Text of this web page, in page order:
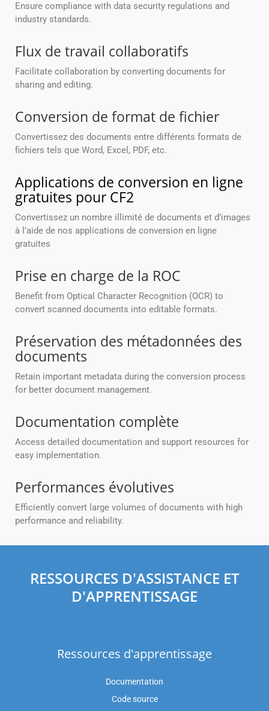
Ensure compliance with data security regulations and
industry standards.
Flux de travail collaboratifs
Facilitate collaboration by converting documents for
sharing and editing.
Conversion de format de fichier
Convertissez des documents entre différents formats de
fichiers tels que Word, Excel, PDF, etc.
Applications de conversion en ligne
gratuites pour CF2
Convertissez un nombre illimité de documents et d’images
à l’aide de nos applications de conversion en ligne
gratuites
Prise en charge de la ROC
Benefit from Optical Character Recognition (OCR) to
convert scanned documents into editable formats.
Préservation des métadonnées des
documents
Retain important metadata during the conversion process
for better document management.
Documentation complète
Access detailed documentation and support resources for
easy implementation.
Performances évolutives
Efficiently convert large volumes of documents with high
performance and reliability.
RESSOURCES D'ASSISTANCE ET
D'APPRENTISSAGE
Ressources d'apprentissage
Documentation
Code source